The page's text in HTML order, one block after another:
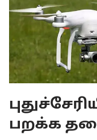
பறக்க